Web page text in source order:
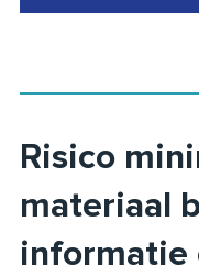
Risico
materiaal
informatie